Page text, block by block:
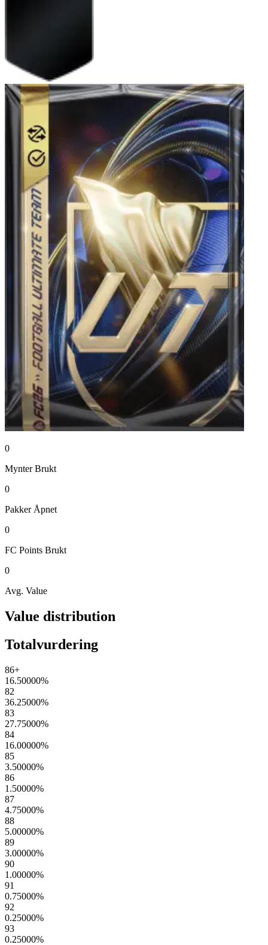
0
Mynter Brukt
0
Pakker Åpnet
0
FC Points Brukt
0
Avg. Value
Value distribution
Totalvurdering
86+
16.50000%
82
36.25000%
83
27.75000%
84
16.00000%
85
3.50000%
86
1.50000%
87
4.75000%
88
5.00000%
89
3.00000%
90
1.00000%
91
0.75000%
92
0.25000%
93
0.25000%